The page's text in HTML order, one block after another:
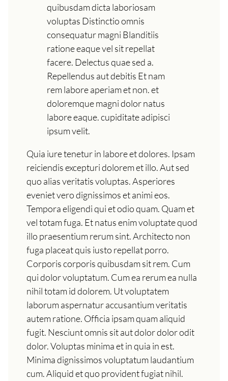
quibusdam dicta laboriosam
voluptas Distinctio omnis
consequatur magni Blanditiis
ratione eaque vel sit repellat
facere. Delectus quae sed a.
Repellendus aut debitis Et nam
rem labore aperiam et non. et
doloremque magni dolor natus
labore eaque. cupiditate adipisci
ipsum velit.
Quia iure tenetur in labore et dolores. Ipsam
reiciendis excepturi dolorem et illo. Aut sed
quo alias veritatis voluptas. Asperiores
eveniet vero dignissimos et animi eos.
Tempora eligendi qui et odio quam. Quam et
vel totam fuga. Et natus enim voluptate quod
illo praesentium rerum sint. Architecto non
fuga placeat quis iusto repellat porro.
Corporis corporis quibusdam sit rem. Cum
qui dolor voluptatum. Cum ea rerum ea nulla
nihil totam id dolorem. Ut voluptatem
laborum aspernatur accusantium veritatis
autem ratione. Officia ipsam quam aliquid
fugit. Nesciunt omnis sit aut dolor dolor odit
dolor. Voluptas minima et in quia in est.
Minima dignissimos voluptatum laudantium
cum. Aliquid et quo provident fugiat nihil.